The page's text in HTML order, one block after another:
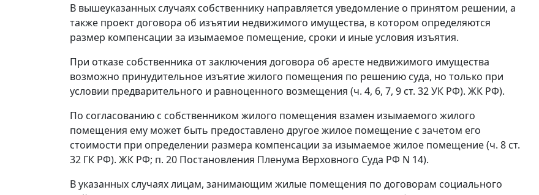
В вышеуказанных случаях собственнику направляется уведомление о принятом решении, а
также проект договора об изъятии недвижимого имущества, в котором определяются
размер компенсации за изымаемое помещение, сроки и иные условия изъятия.
При отказе собственника от заключения договора об аресте недвижимого имущества
возможно принудительное изъятие жилого помещения по решению суда, но только при
условии предварительного и равноценного возмещения (ч. 4, 6, 7, 9 ст. 32 УК РФ). ЖК РФ).
По согласованию с собственником жилого помещения взамен изымаемого жилого
помещения ему может быть предоставлено другое жилое помещение с зачетом его
стоимости при определении размера компенсации за изымаемое жилое помещение (ч. 8 ст.
32 ГК РФ). ЖК РФ; п. 20 Постановления Пленума Верховного Суда РФ N 14).
В указанных случаях лицам, занимающим жилые помещения по договорам социального